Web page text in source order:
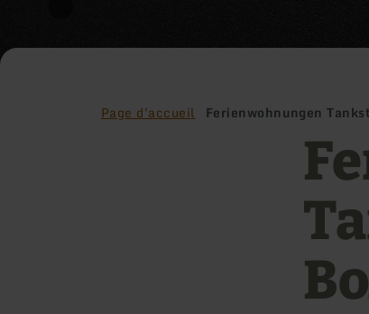
Page d'accueil Ferienwohnungen